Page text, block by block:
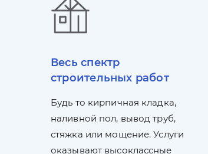
Весь спектр
строительных работ
Будь то кирпичная кладка,
наливной пол, вывод труб,
стяжка или мощение. Услуги
оказывают высоклассные